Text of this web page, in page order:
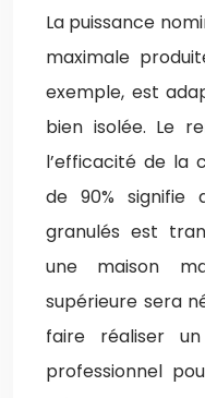
La puissance
maximale
exemple, est
bien isolée. Le
l’efficacité de la
de 90% signifie
granulés est
une maison
supérieure sera
faire réaliser
professionnel